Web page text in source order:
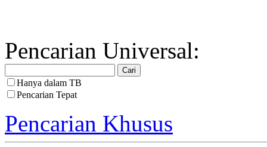
Pencarian Universal:
Hanya dalam TB
Pencarian Tepat
Pencarian Khusus